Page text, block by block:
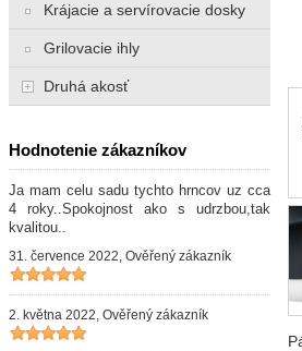
Krájacie a servírovacie dosky
Grilovacie ihly
Druhá akosť
Hodnotenie zákazníkov
Ja mam celu sadu tychto hrncov uz cca
4 roky..Spokojnost ako s udrzbou,tak
kvalitou..
31. července 2022, Ověřený zákazník
2. května 2022, Ověřený zákazník